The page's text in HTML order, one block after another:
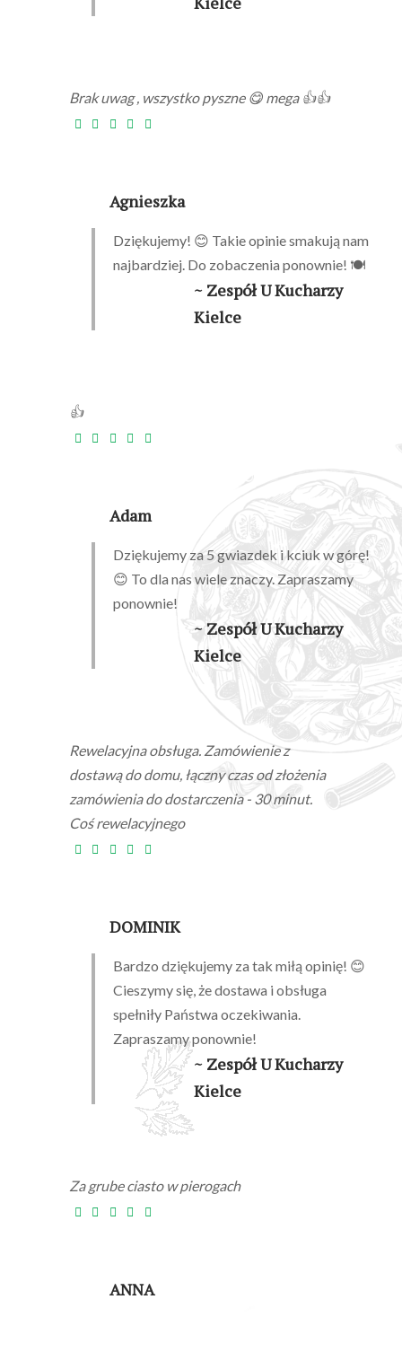
Brak uwag , wszystko pyszne 😋 mega 👍👍
Agnieszka
Dziękujemy! 😊 Takie opinie smakują nam
najbardziej. Do zobaczenia ponownie! 🍽️
~ Zespół U Kucharzy
Kielce
👍
Adam
Dziękujemy za 5 gwiazdek i kciuk w górę!
😊 To dla nas wiele znaczy. Zapraszamy
ponownie!
~ Zespół U Kucharzy
Kielce
Rewelacyjna obsługa. Zamówienie z
dostawą do domu, łączny czas od złożenia
zamówienia do dostarczenia - 30 minut.
Coś rewelacyjnego
DOMINIK
Bardzo dziękujemy za tak miłą opinię! 😊
Cieszymy się, że dostawa i obsługa
spełniły Państwa oczekiwania.
Zapraszamy ponownie!
~ Zespół U Kucharzy
Kielce
Za grube ciasto w pierogach
ANNA